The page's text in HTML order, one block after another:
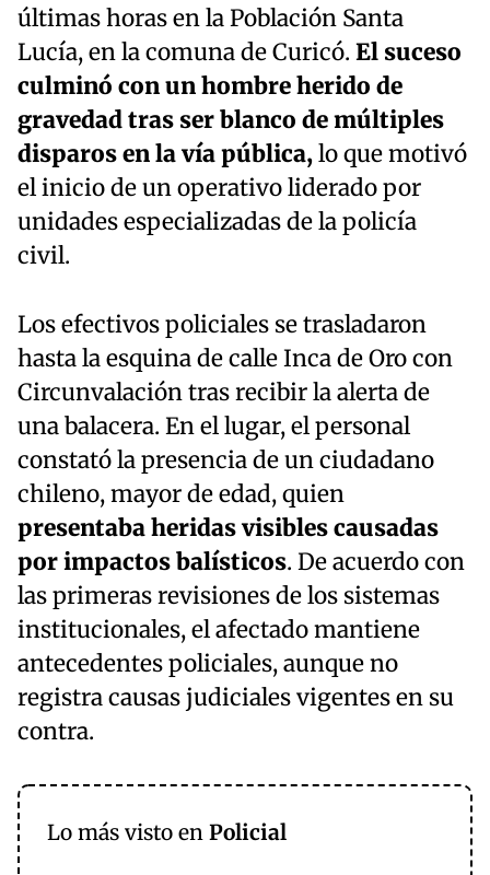
últimas horas en la Población Santa
Lucía, en la comuna de Curicó. El suceso
culminó con un hombre herido de
gravedad tras ser blanco de múltiples
disparos en la vía pública,lo que motivó
el inicio de un operativo liderado por
unidades especializadas de la policía
civil.
Los efectivos policiales se trasladaron
hasta la esquina de calle Inca de Oro con
Circunvalación tras recibir la alerta de
una balacera. En el lugar, el personal
constató la presencia de un ciudadano
chileno, mayor de edad, quien
presentaba heridas visibles causadas
por impactos balísticos. De acuerdo con
las primeras revisiones de los sistemas
institucionales, el afectado mantiene
antecedentes policiales, aunque no
registra causas judiciales vigentes en su
contra.
Lo más visto en Policial